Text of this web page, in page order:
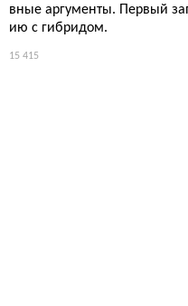
вные аргументы. Первый
ию с гибридом.
15 415